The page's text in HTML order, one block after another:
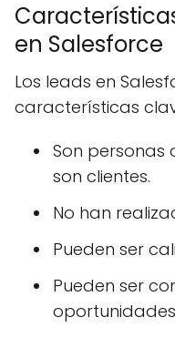
en Salesforce
Los leads en
características
Son personas
son clientes.
No han
Pueden ser
Pueden ser